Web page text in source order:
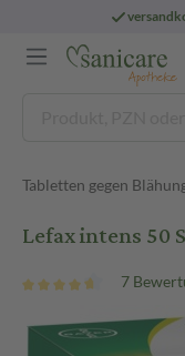
Tabletten gegen
Lefax intens 50
7